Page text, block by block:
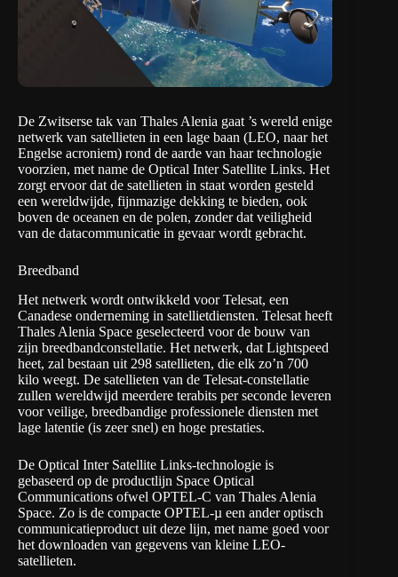
De Zwitserse tak van Thales Alenia gaat ’s wereld enige
netwerk van satellieten in een lage baan (LEO, naar het
Engelse acroniem) rond de aarde van haar technologie
voorzien, met name de Optical Inter Satellite Links. Het
zorgt ervoor dat de satellieten in staat worden gesteld
een wereldwijde, fijnmazige dekking te bieden, ook
boven de oceanen en de polen, zonder dat veiligheid
van de datacommunicatie in gevaar wordt gebracht.
Breedband
Het netwerk wordt ontwikkeld voor Telesat, een
Canadese onderneming in satellietdiensten. Telesat heeft
Thales Alenia Space geselecteerd voor de bouw van
zijn breedbandconstellatie. Het netwerk, dat Lightspeed
heet, zal bestaan uit 298 satellieten, die elk zo’n 700
kilo weegt. De satellieten van de Telesat-constellatie
zullen wereldwijd meerdere terabits per seconde leveren
voor veilige, breedbandige professionele diensten met
lage latentie (is zeer snel) en hoge prestaties.
De Optical Inter Satellite Links-technologie is
gebaseerd op de productlijn Space Optical
Communications ofwel OPTEL-C van Thales Alenia
Space. Zo is de compacte OPTEL-µ een ander optisch
communicatieproduct uit deze lijn, met name goed voor
het downloaden van gegevens van kleine LEO-
satellieten.